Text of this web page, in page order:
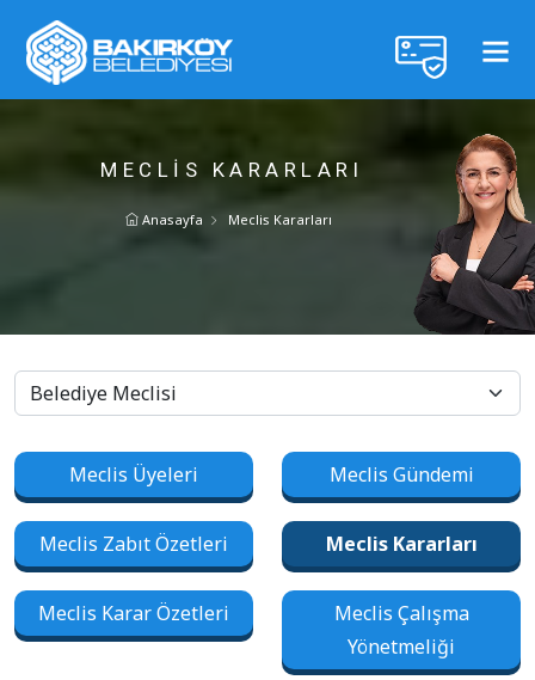
MECLIS KARARLARI
Anasayfa Meclis Kararları
Meclis Üyeleri Meclis Gündemi
Meclis Zabıt Özetleri Meclis Kararları
Meclis Karar Özetleri
Meclis Çalışma
Yönetmeliği